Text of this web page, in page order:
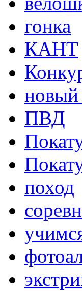
гонка
КАНТ
новый
ПВД
поход